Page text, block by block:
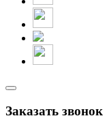
Заказать звонок